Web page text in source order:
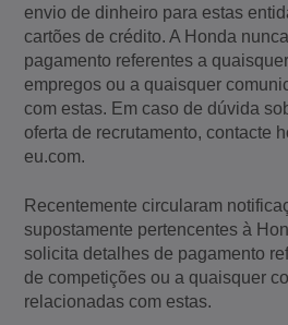
envio de dinheiro para estas
cartões de crédito. A Honda
pagamento referentes a
empregos ou a quaisquer
com estas. Em caso de dúvida
oferta de recrutamento, contacte
eu.com.
Recentemente circularam
supostamente pertencentes à
solicita detalhes de pagamento
de competições ou a quaisquer
relacionadas com estas.